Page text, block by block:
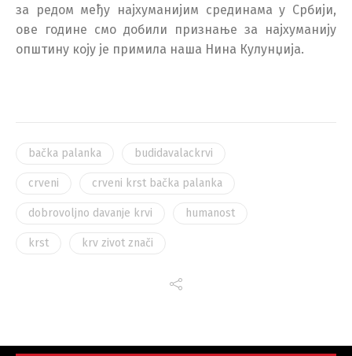
за редом међу најхуманијим срединама у Србији,
ове године смо добили признање за најхуманију
општину коју је примила наша Нина Кулунџија.
bačka palanka budidavalackrvi
crveni crveni krst bačka palanka
dobrovoljno davanje krvi humanost
krst krv zivot znači